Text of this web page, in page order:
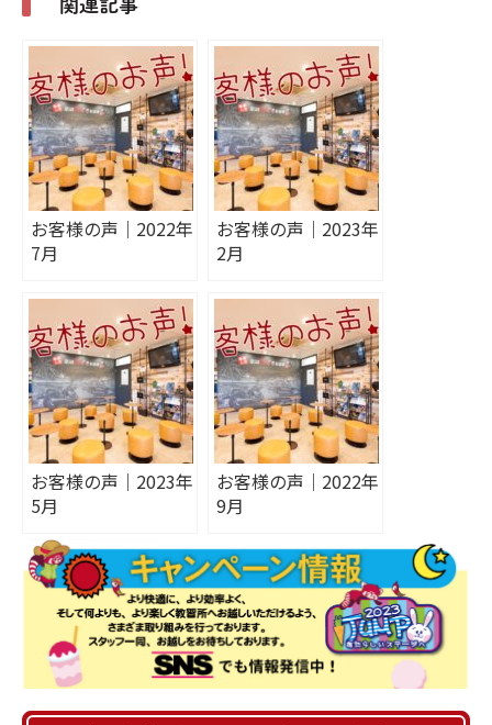
関連記事
お客様の声｜2022年
7月
お客様の声｜2023年
2月
お客様の声｜2023年
5月
お客様の声｜2022年
9月